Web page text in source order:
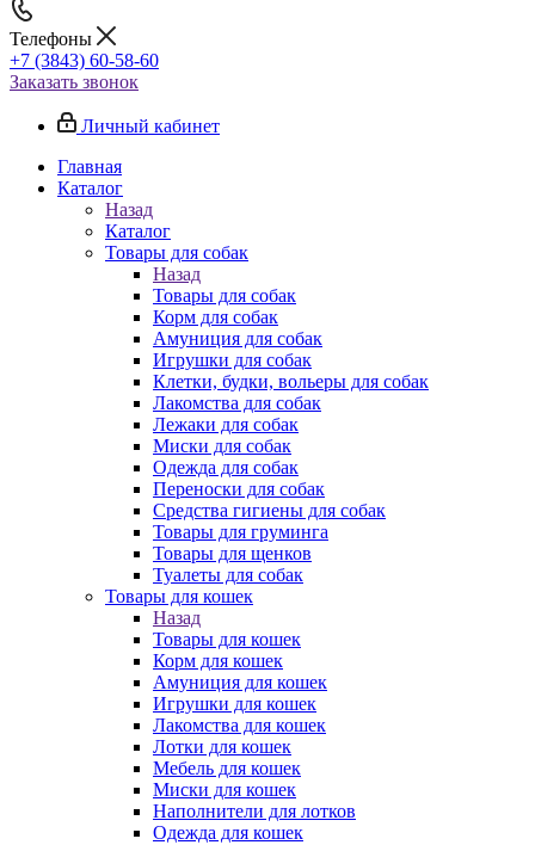
Телефоны
+7 (3843) 60-58-60
Заказать звонок
Личный кабинет
Главная
Каталог
Назад
Каталог
Товары для собак
Назад
Товары для собак
Корм для собак
Амуниция для собак
Игрушки для собак
Клетки, будки, вольеры для собак
Лакомства для собак
Лежаки для собак
Миски для собак
Одежда для собак
Переноски для собак
Средства гигиены для собак
Товары для груминга
Товары для щенков
Туалеты для собак
Товары для кошек
Назад
Товары для кошек
Корм для кошек
Амуниция для кошек
Игрушки для кошек
Лакомства для кошек
Лотки для кошек
Мебель для кошек
Миски для кошек
Наполнители для лотков
Одежда для кошек